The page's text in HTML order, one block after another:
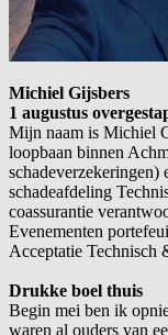
Michiel Gijsbers
1 augustus
Mijn naam is Michiel
loopbaan binnen
schadeafdeling
coassurantie
Evenementen
Acceptatie
Drukke boel thuis
Begin mei ben ik
waren al ouders van